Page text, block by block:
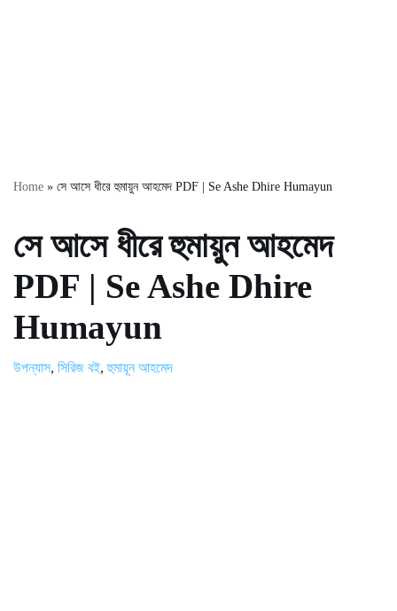
Home » সে আসে ধীরে হুমায়ুন আহমেদ PDF | Se Ashe Dhire Humayun
সে আসে ধীরে হুমায়ুন আহমেদ
PDF | Se Ashe Dhire
Humayun
উপন্যাস, সিরিজ বই,হুমায়ূন আহমেদ